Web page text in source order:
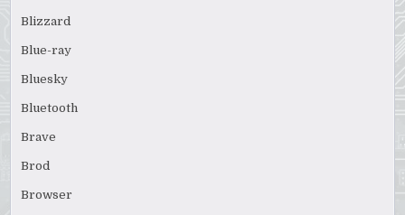
Blizzard
Blue-ray
Bluesky
Bluetooth
Brave
Brod
Browser